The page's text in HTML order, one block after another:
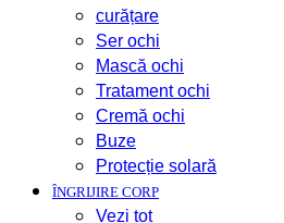
curățare
Ser ochi
Mască ochi
Tratament ochi
Cremă ochi
Buze
Protecție solară
ÎNGRIJIRE CORP
Vezi tot